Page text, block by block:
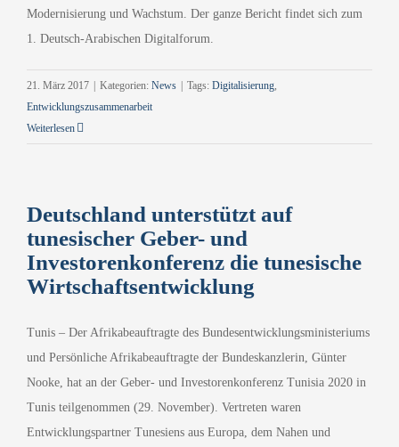
Modernisierung und Wachstum. Der ganze Bericht findet sich zum
1. Deutsch-Arabischen Digitalforum.
21. März 2017 Kategorien: News Tags: Digitalisierung,
Entwicklungszusammenarbeit
Weiterlesen
Deutschland unterstützt auf
tunesischer Geber- und
Investorenkonferenz die tunesische
Wirtschaftsentwicklung
Tunis – Der Afrikabeauftragte des Bundesentwicklungsministeriums
und Persönliche Afrikabeauftragte der Bundeskanzlerin, Günter
Nooke, hat an der Geber- und Investorenkonferenz Tunisia 2020 in
Tunis teilgenommen (29. November). Vertreten waren
Entwicklungspartner Tunesiens aus Europa, dem Nahen und